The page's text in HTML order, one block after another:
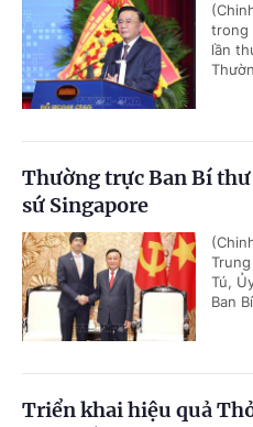
trong
lần
Thường trực Ban Bí
sứ Singapore
Tú,
Ban
Triển khai hiệu quả